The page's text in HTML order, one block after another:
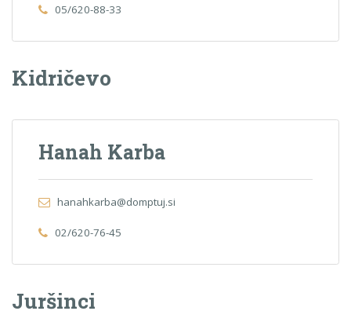
05/620-88-33
Kidričevo
Hanah Karba
hanahkarba@domptuj.si
02/620-76-45
Juršinci